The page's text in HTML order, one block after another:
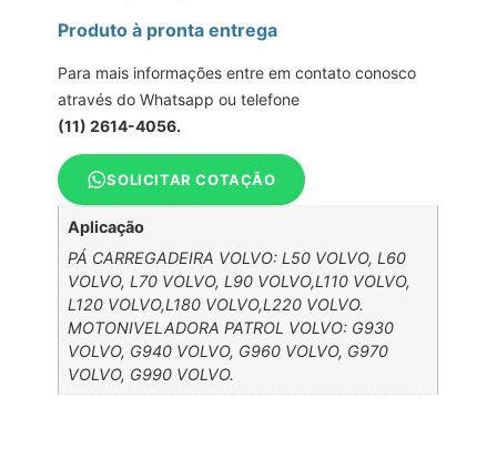
Produto à pronta entrega
Para mais informações entre em contato conosco
através do Whatsapp ou telefone
(11) 2614-4056.
SOLICITAR COTAÇÃO
Aplicação
PÁ CARREGADEIRA VOLVO: L50 VOLVO, L60
VOLVO, L70 VOLVO, L90 VOLVO,L110 VOLVO,
L120 VOLVO,L180 VOLVO,L220 VOLVO.
MOTONIVELADORA PATROL VOLVO: G930
VOLVO, G940 VOLVO, G960 VOLVO, G970
VOLVO, G990 VOLVO.